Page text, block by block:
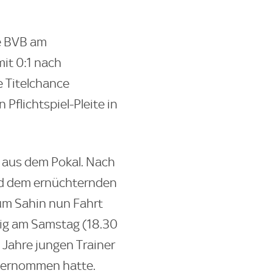
am
0:1 nach
Titelchance
Pflichtspiel-Pleite in
dem Pokal. Nach
dem ernüchternden
Sahin nun Fahrt
am Samstag (18.30
jungen Trainer
hatte.